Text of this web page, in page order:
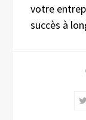
votre
succès à